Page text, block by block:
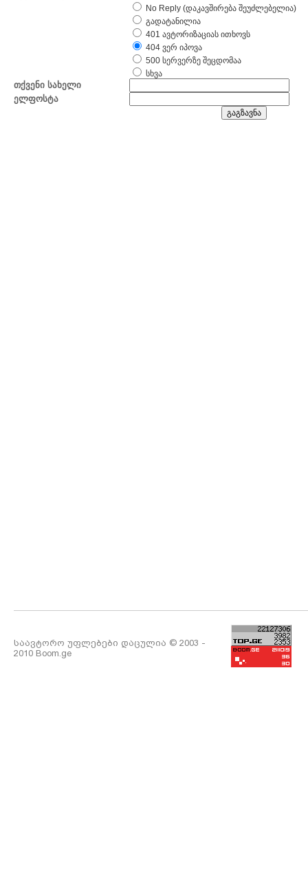
No Reply (დაკავშირება შეუძლებელია)
გადატანილია
401 ავტორიზაციას ითხოვს
404 ვერ იპოვა
500 სერვერზე შეცდომაა
სხვა
თქვენი სახელი
ელფოსტა
საავტორო უფლებები დაცულია © 2003 -
2010 Boom.ge